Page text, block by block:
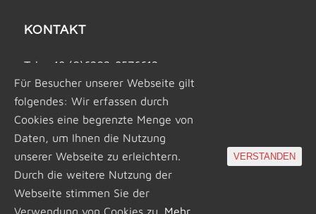
KONTAKT
Tel: +49 (0)6202-8576612
Fax: +49 (0)6202-8576 614
Mobil: +49 (0)170-2615 329
Email:info@gashi-industrieservice.de
Für Besucher unserer Webseite gilt
folgendes: Wir erfassen durch
Cookies eine begrenzte Menge von
Daten, um Ihnen die Nutzung
unserer Webseite zu erleichtern.
Durch die weitere Nutzung der
Webseite stimmen Sie der
Verwendung von Cookies zu. Mehr
VERSTANDEN